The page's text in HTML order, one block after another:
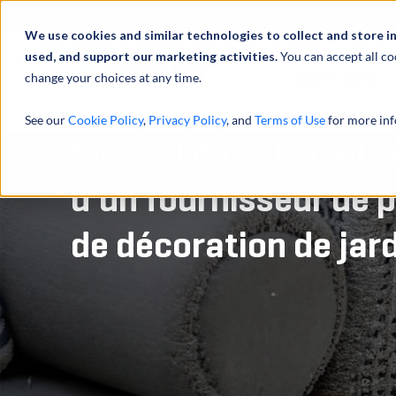
We use cookies and similar technologies to collect and store
used, and support our marketing activities.You can accept all
change your choices at any time.
See ourCookie Policy, Privacy Policy, and Terms of Usefor more
Conseil dans le
d’un fournisseur de
de décoration de